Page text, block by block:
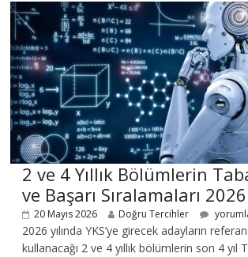
2 ve 4 Yıllık Bölümlerin
ve Başarı Sıralamaları 2026
20 Mayıs 2026 Doğru Tercihler
2026 yılında YKS’ye girecek adayların
kullanacağı 2 ve 4 yıllık bölümlerin son 4 yıl